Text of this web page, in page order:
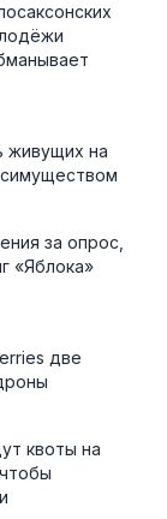
живущих на
за опрос,
«Яблока»
две
квоты на